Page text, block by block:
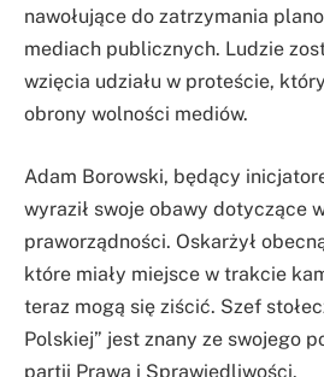
nawołujące do zatrzymania
mediach publicznych. Ludzie
wzięcia udziału w proteście,
obrony wolności mediów.
Adam Borowski, będący
wyraził swoje obawy dotyczące
praworządności. Oskarżył
które miały miejsce w trakcie
teraz mogą się ziścić. Szef
Polskiej” jest znany ze swojego
partii Prawa i Sprawiedliwości.